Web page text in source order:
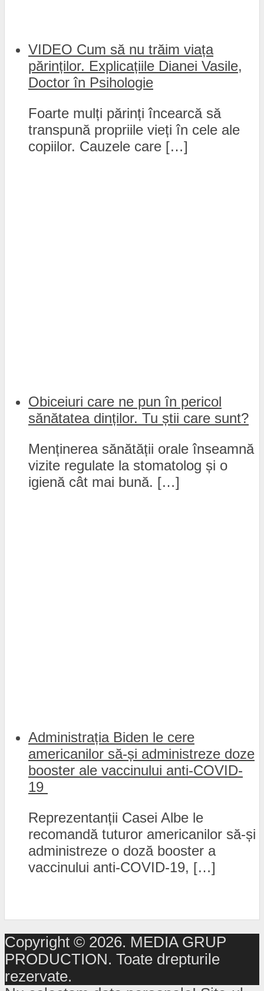
VIDEO Cum să nu trăim viața
părinților. Explicațiile Dianei Vasile,
Doctor în Psihologie
Foarte mulți părinți încearcă să
transpună propriile vieți în cele ale
copiilor. Cauzele care […]
Obiceiuri care ne pun în pericol
sănătatea dinților. Tu știi care sunt?
Menținerea sănătății orale înseamnă
vizite regulate la stomatolog și o
igienă cât mai bună. […]
Administrația Biden le cere
americanilor să-și administreze doze
booster ale vaccinului anti-COVID-
19
Reprezentanții Casei Albe le
recomandă tuturor americanilor să-și
administreze o doză booster a
vaccinului anti-COVID-19, […]
Copyright © 2026. MEDIA GRUP
PRODUCTION. Toate drepturile
rezervate.